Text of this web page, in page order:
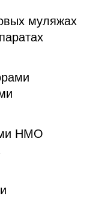
муляжах
НМО